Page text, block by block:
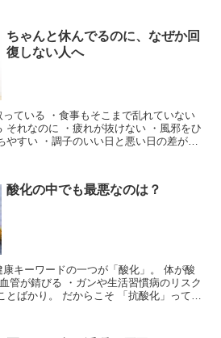
ちゃんと休んでるのに、なぜか回
復しない人へ
っている ・食事もそこまで乱れていない
それなのに ・疲れが抜けない ・風邪をひ
やすい ・調子のいい日と悪い日の差が激
酸化の中でも最悪なのは？
キーワードの一つが「酸化」。 体が酸
管が錆びる ・ガンや生活習慣病のリスク
ばかり。 だからこそ 「抗酸化」ってい